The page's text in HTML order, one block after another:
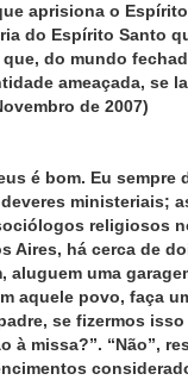
aprisiona o
do Espírito Santo
do mundo
ameaçada, se
de 2007)
é bom. Eu sempre
ministeriais;
religiosos
Aires, há cerca de
uma
aquele povo, faça
se fizermos
à missa?”. “Não”,